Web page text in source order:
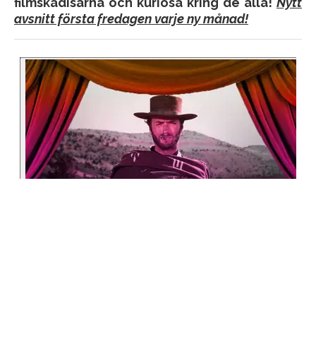
avsnitt första fredagen varje ny månad!